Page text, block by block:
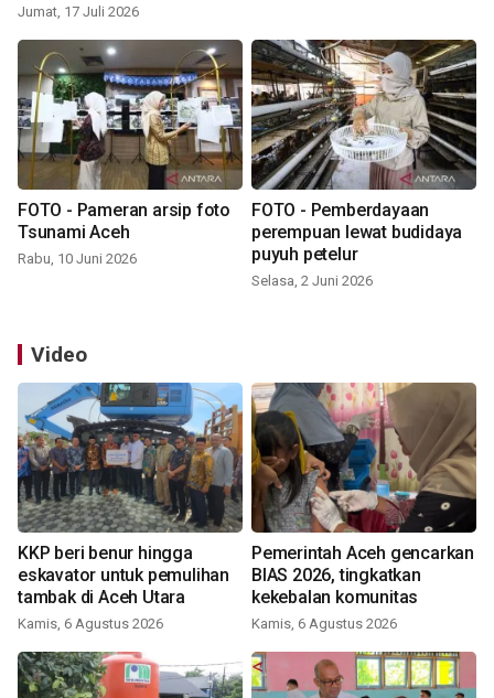
Jumat, 17 Juli 2026
FOTO - Pameran arsip foto
Tsunami Aceh
Rabu, 10 Juni 2026
FOTO - Pemberdayaan
perempuan lewat budidaya
puyuh petelur
Selasa, 2 Juni 2026
Video
KKP beri benur hingga
eskavator untuk pemulihan
tambak di Aceh Utara
Kamis, 6 Agustus 2026
Pemerintah Aceh gencarkan
BIAS 2026, tingkatkan
kekebalan komunitas
Kamis, 6 Agustus 2026